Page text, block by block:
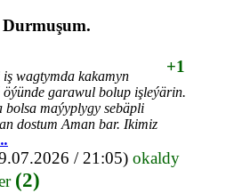
Durmuşum.
+1
wagtymda kakamyn
öýünde garawul bolup işleýärin.
bolsa maýyplygy sebäpli
dostum Aman bar. Ikimiz
/ 21:05) okaldy
(2)